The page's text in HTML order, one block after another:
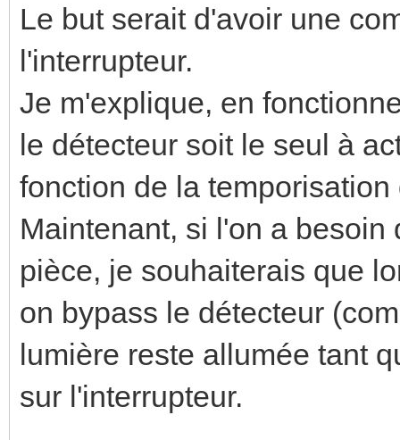
Le but serait d'avoir une
l'interrupteur.
Je m'explique, en
le détecteur soit le seul à
fonction de la
Maintenant, si l'on a
pièce, je souhaiterais que
on bypass le détecteur
lumière reste allumée tant
sur l'interrupteur.